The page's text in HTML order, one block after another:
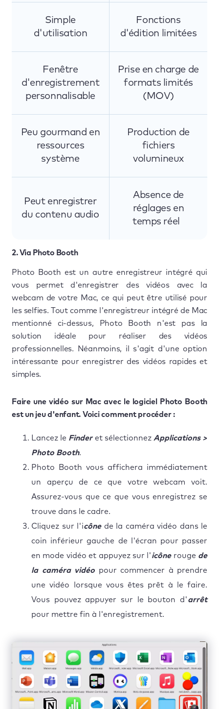
Simple
d'utilisation
Fonctions
d'édition limitées
Fenêtre
d'enregistrement
personnalisable
Prise en charge de
formats limités
(MOV)
Peu gourmand en
ressources
système
Production de
fichiers
volumineux
Peut enregistrer
du contenu audio
Absence de
réglages en
temps réel
2. Via Photo Booth
Photo Booth est un autre enregistreur intégré qui
vous permet d'enregistrer des vidéos avec la
webcam de votre Mac, ce qui peut être utilisé pour
les selfies. Tout comme l'enregistreur intégré de Mac
mentionné ci-dessus, Photo Booth n'est pas la
solution idéale pour réaliser des vidéos
professionnelles. Néanmoins, il s'agit d'une option
intéressante pour enregistrer des vidéos rapides et
simples.
Faire une vidéo sur Mac avec le logiciel Photo Booth
est un jeu d'enfant. Voici comment procéder :
Lancez le Finderet sélectionnez Applications >
Photo Booth.
Photo Booth vous affichera immédiatement
un aperçu de ce que votre webcam voit.
Assurez-vous que ce que vous enregistrez se
trouve dans le cadre.
Cliquez sur l'icônede la caméra vidéo dans le
coin inférieur gauche de l'écran pour passer
en mode vidéo et appuyez sur l'icônerouge de
la caméra vidéo pour commencer à prendre
une vidéo lorsque vous êtes prêt à le faire.
Vous pouvez appuyer sur le bouton d'arrêt
pour mettre fin à l'enregistrement.